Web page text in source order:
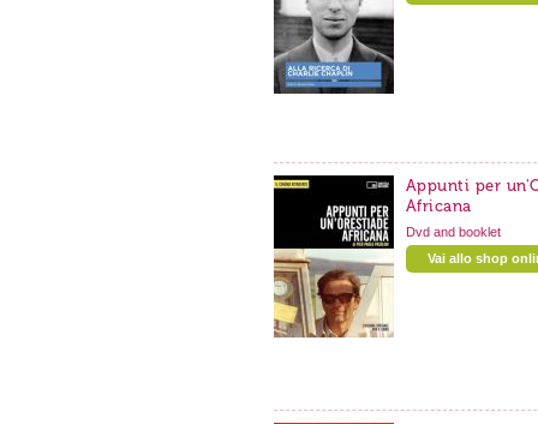
Appunti per
Africana
Dvd and booklet
Vai allo shop